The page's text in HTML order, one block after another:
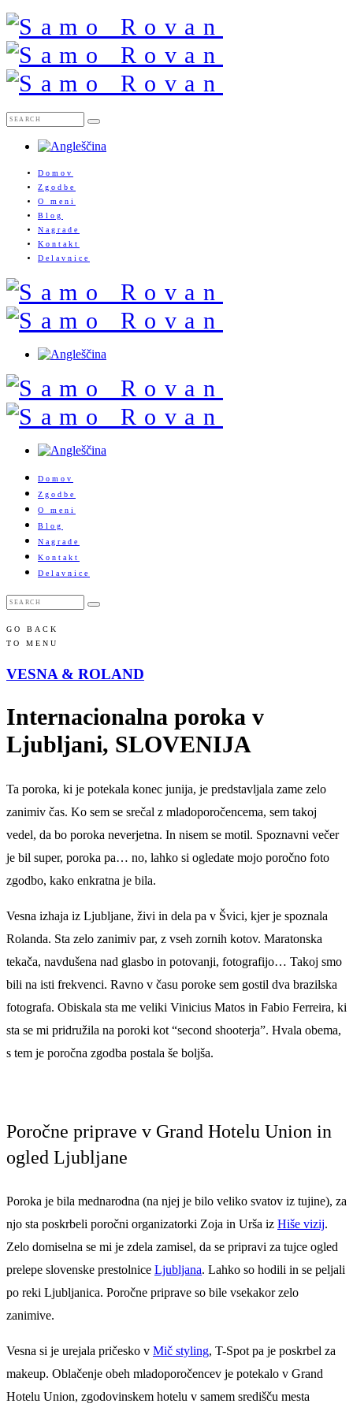
Domov
Zgodbe
O meni
Blog
Nagrade
Kontakt
Delavnice
Domov
Zgodbe
O meni
Blog
Nagrade
Kontakt
Delavnice
GO BACK
TO MENU
VESNA & ROLAND
Internacionalna poroka v
Ljubljani, SLOVENIJA
Ta poroka, ki je potekala konec junija, je predstavljala zame zelo
zanimiv čas. Ko sem se srečal z mladoporočencema, sem takoj
vedel, da bo poroka neverjetna. In nisem se motil. Spoznavni večer
je bil super, poroka pa… no, lahko si ogledate mojo poročno foto
zgodbo, kako enkratna je bila.
Vesna izhaja iz Ljubljane, živi in dela pa v Švici, kjer je spoznala
Rolanda. Sta zelo zanimiv par, z vseh zornih kotov. Maratonska
tekača, navdušena nad glasbo in potovanji, fotografijo… Takoj smo
bili na isti frekvenci. Ravno v času poroke sem gostil dva brazilska
fotografa. Obiskala sta me veliki Vinicius Matos in Fabio Ferreira, ki
sta se mi pridružila na poroki kot “second shooterja”. Hvala obema,
s tem je poročna zgodba postala še boljša.
Poročne priprave v Grand Hotelu Union in
ogled Ljubljane
Poroka je bila mednarodna (na njej je bilo veliko svatov iz tujine), za
njo sta poskrbeli poročni organizatorki Zoja in Urša iz Hiše vizij.
Zelo domiselna se mi je zdela zamisel, da se pripravi za tujce ogled
prelepe slovenske prestolnice Ljubljana. Lahko so hodili in se peljali
po reki Ljubljanica. Poročne priprave so bile vsekakor zelo
zanimive.
Vesna si je urejala pričesko v Mič styling, T-Spot pa je poskrbel za
makeup. Oblačenje obeh mladoporočencev je potekalo v Grand
Hotelu Union, zgodovinskem hotelu v samem središču mesta